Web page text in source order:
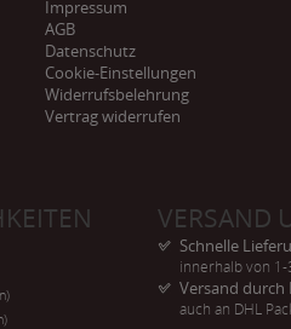
Impressum
AGB
Datenschutz
Cookie-Einstellungen
Widerrufsbelehrung
Vertrag widerrufen
VERSAND
Schnelle
innerhalb von
Versand durch
auch an DHL